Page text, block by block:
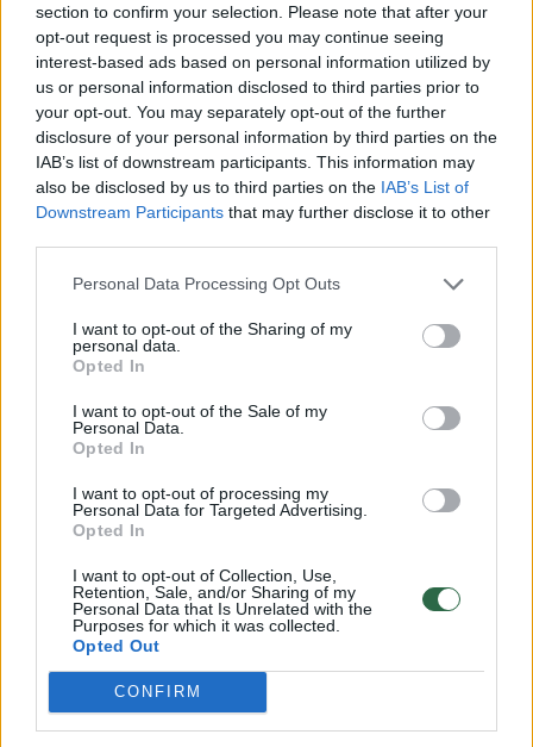
section to confirm your selection. Please note that after your
opt-out request is processed you may continue seeing
interest-based ads based on personal information utilized by
us or personal information disclosed to third parties prior to
your opt-out. You may separately opt-out of the further
disclosure of your personal information by third parties on the
IAB’s list of downstream participants. This information may
also be disclosed by us to third parties on the IAB’s List of
Downstream Participants that may further disclose it to other
Personal Data Processing Opt Outs
I want to opt-out of the Sharing of my
personal data.
Opted In
I want to opt-out of the Sale of my
Personal Data.
Opted In
I want to opt-out of processing my
Personal Data for Targeted Advertising.
Opted In
I want to opt-out of Collection, Use,
Retention, Sale, and/or Sharing of my
Personal Data that Is Unrelated with the
Purposes for which it was collected.
Opted Out
CONFIRM
Visą savaitę vykusiame renginyje Lietuvos
rinktinė iškovojo 10 medalių: 4 aukso, 4
sidabro ir 2 bronzos.
Tiek pat medalių lietuviai iškovojo 2011
metais Trabzone (Turkija) vykusiame
festivalyje. Būtent ten pirmą kartą sužibo
plaukikės Rūtos Meilutytės žvaigždė. Būsimoji
ir bronzos medalius.
Šiemet Lietuvai atstovavo 55 sportininkai, o
auksą iškovojo plaukikė S. Plytnykaitė (100 m
laisvuoju stiliumi), merginų plaukimo
komanda (estafetė 4×100 laisvuoju stiliumi),
lengvaatletė Aurėja Beniušytė (trišuolis),
gimnastas Kristijonas Padegimas (pratimai
ant arklio).
Sidabro medalius laimėjo mišri plaukikų